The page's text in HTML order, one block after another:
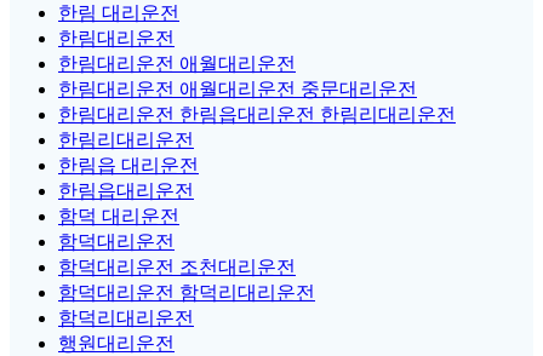
한림 대리운전
한림대리운전
한림대리운전 애월대리운전
한림대리운전 애월대리운전 중문대리운전
한림대리운전 한림읍대리운전 한림리대리운전
한림리대리운전
한림읍 대리운전
한림읍대리운전
함덕 대리운전
함덕대리운전
함덕대리운전 조천대리운전
함덕대리운전 함덕리대리운전
함덕리대리운전
행원대리운전